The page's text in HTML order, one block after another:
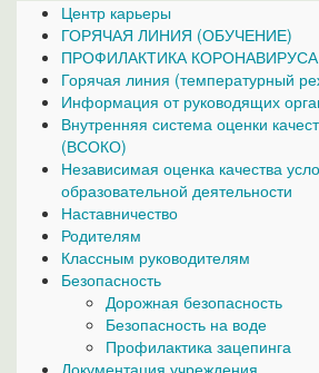
Центр карьеры
ГОРЯЧАЯ ЛИНИЯ (ОБУЧЕНИЕ)
ПРОФИЛАКТИКА КОРОНАВИРУСА
Горячая линия (температурный
Информация от руководящих
Внутренняя система оценки
(ВСОКО)
Независимая оценка качества
образовательной деятельности
Наставничество
Родителям
Классным руководителям
Безопасность
Дорожная безопасность
Безопасность на воде
Профилактика зацепинга